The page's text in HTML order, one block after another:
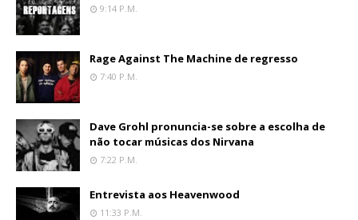
9:14 P.m.
Rage Against The Machine de regresso
7:40 P.m.
Dave Grohl pronuncia-se sobre a escolha de
não tocar músicas dos Nirvana
7:22 P.m.
Entrevista aos Heavenwood
11:33 P.m.